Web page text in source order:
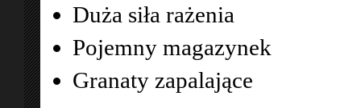
Duża siła rażenia
Pojemny magazynek
Granaty zapalające